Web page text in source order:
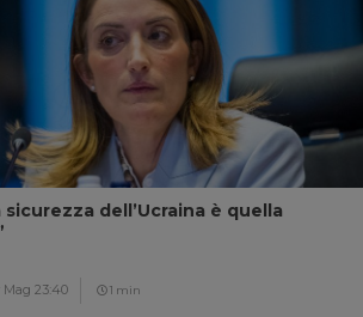
sicurezza dell’Ucraina è quella
Mag 23:40 1 min